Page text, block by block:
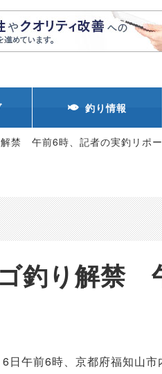
釣り情報
解禁 午前6時、記者の実釣リ
釣り解禁
午前6時、京都府福知山市